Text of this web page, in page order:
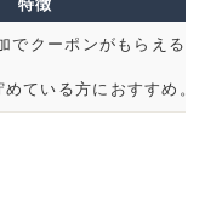
特徴
でクーポンがもらえる。
ている方におすすめ。